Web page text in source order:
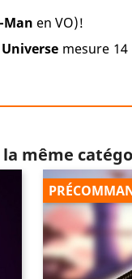
Man en VO)!
mesure 14
même